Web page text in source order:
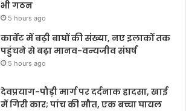
भी गठन
5 hours ago
कार्बेट में बढ़ी बाघों की संख्या, नए इलाकों तक
पहुंचने से बढ़ा मानव-वन्यजीव संघर्ष
5 hours ago
देवप्रयाग-पौड़ी मार्ग पर दर्दनाक हादसा, खाई
में गिरी कार; पांच की मौत, एक बच्चा घायल